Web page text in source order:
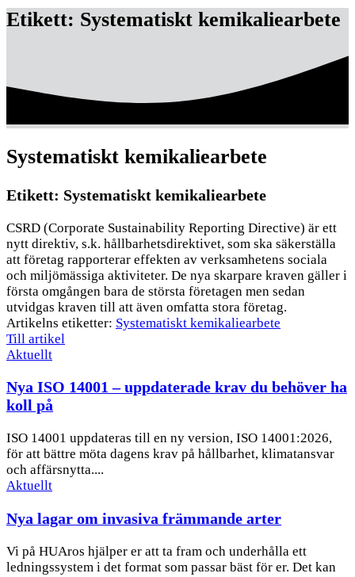
Etikett: Systematiskt kemikaliearbete
Systematiskt kemikaliearbete
Etikett: Systematiskt kemikaliearbete
CSRD (Corporate Sustainability Reporting Directive) är ett
nytt direktiv, s.k. hållbarhetsdirektivet, som ska säkerställa
att företag rapporterar effekten av verksamhetens sociala
och miljömässiga aktiviteter. De nya skarpare kraven gäller i
första omgången bara de största företagen men sedan
utvidgas kraven till att även omfatta stora företag.
Artikelns etiketter: Systematiskt kemikaliearbete
Till artikel
Aktuellt
Nya ISO 14001 – uppdaterade krav du behöver ha
koll på
ISO 14001 uppdateras till en ny version, ISO 14001:2026,
för att bättre möta dagens krav på hållbarhet, klimatansvar
och affärsnytta....
Aktuellt
Nya lagar om invasiva främmande arter
Vi på HUAros hjälper er att ta fram och underhålla ett
ledningssystem i det format som passar bäst för er. Det kan